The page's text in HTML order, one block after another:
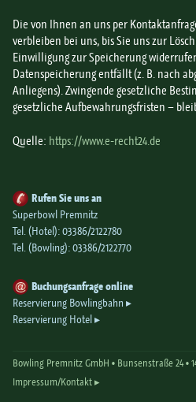
Die von Ihnen an uns per
verbleiben bei uns, bis Sie uns zur
Einwilligung zur Speicherung
Datenspeicherung entfällt (z. B. nach
Anliegens). Zwingende gesetzliche
gesetzliche Aufbewahrungsfristen –
Quelle: https://www.e-recht24.de
Rufen Sie uns an
Superbowl Premnitz
Tel. (Hotel):03386/2122780
Tel. (Bowling):03386/2122770
Buchungsanfrage online
Reservierung Bowlingbahn
Reservierung Hotel
Bowling Premnitz GmbH • Bunsenstraße 24 •
Impressum/Kontakt